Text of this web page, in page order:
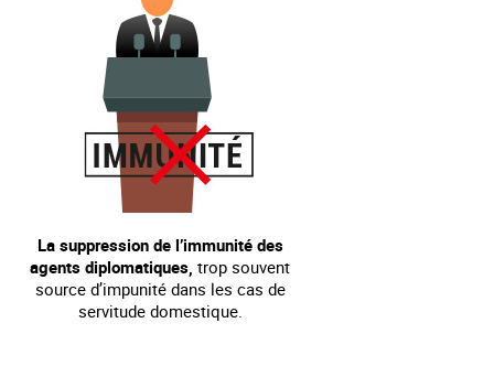
La suppression de l’immunité des
agents diplomatiques, trop souvent
source d’impunité dans les cas de
servitude domestique.